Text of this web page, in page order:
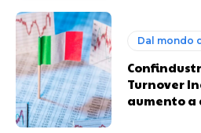
Dal mondo
Turnover
aumento a